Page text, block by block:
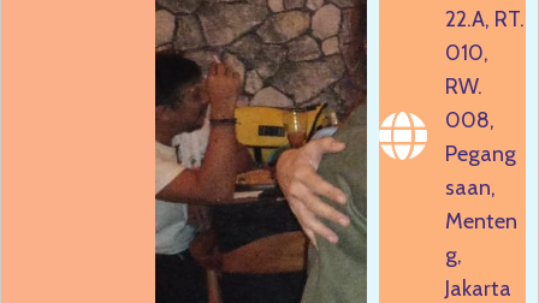
22.A, RT.
010,
RW.
008,
Pegang
saan,
Menten
g,
Jakarta